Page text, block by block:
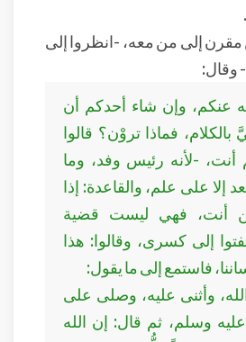
مقرن إلى من معه، -انظروا إلى
وقال:
عنكم، وإن شاء أحدكم أن
بالكلام، فماذا تروْن؟ قالوا
أنت، -لأنه رئيس وفد، وما
إلا على علم، والقاعدة: إذا
أنت، فهي ليست قضية
إلى كسرى، وقالوا: هذا
فاستمع إلى ما يقول:
وأثنى عليه، وصلى على
وسلم، ثم قال: إن الله